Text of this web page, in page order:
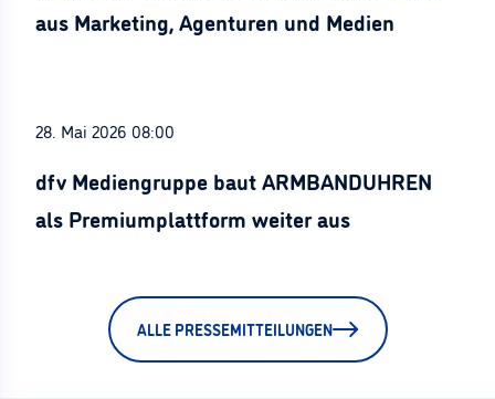
aus Marketing, Agenturen und Medien
28. Mai 2026 08:00
dfv Mediengruppe baut ARMBANDUHREN
als Premiumplattform weiter aus
ALLE PRESSEMITTEILUNGEN